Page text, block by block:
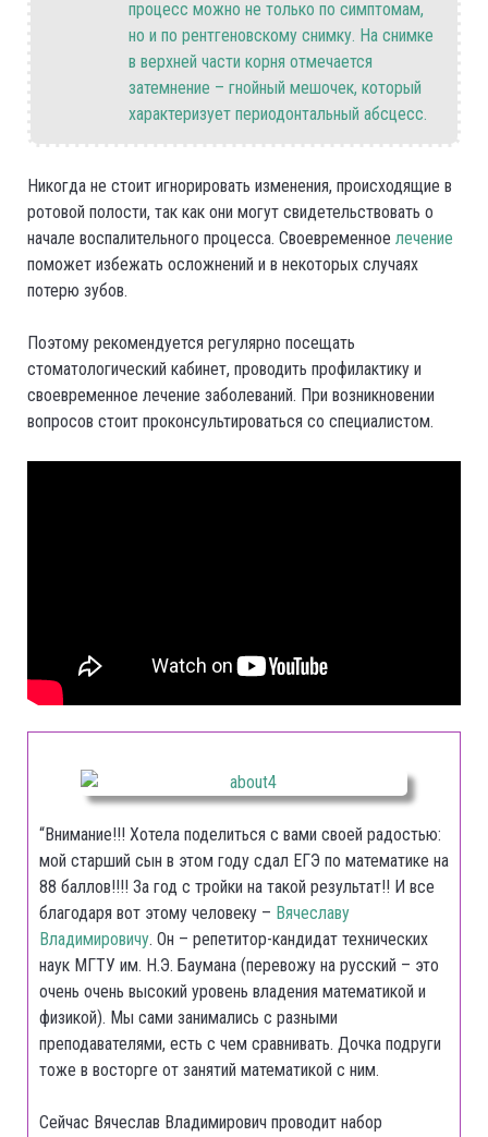
процесс можно не только по симптомам,
но и по рентгеновскому снимку. На снимке
в верхней части корня отмечается
затемнение – гнойный мешочек, который
характеризует периодонтальный абсцесс.
Никогда не стоит игнорировать изменения, происходящие в
ротовой полости, так как они могут свидетельствовать о
начале воспалительного процесса. Своевременное лечение
поможет избежать осложнений и в некоторых случаях
потерю зубов.
Поэтому рекомендуется регулярно посещать
стоматологический кабинет, проводить профилактику и
своевременное лечение заболеваний. При возникновении
вопросов стоит проконсультироваться со специалистом.
“Внимание!!! Хотела поделиться с вами своей радостью:
мой старший сын в этом году сдал ЕГЭ по математике на
88 баллов!!!! За год с тройки на такой результат!! И все
благодаря вот этому человеку – Вячеславу
Владимировичу. Он – репетитор-кандидат технических
наук МГТУ им. Н.Э. Баумана (перевожу на русский – это
очень очень высокий уровень владения математикой и
физикой). Мы сами занимались с разными
преподавателями, есть с чем сравнивать. Дочка подруги
тоже в восторге от занятий математикой с ним.
Сейчас Вячеслав Владимирович проводит набор